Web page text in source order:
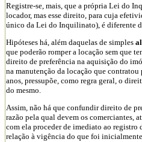
Registre-se, mais, que a própria Lei do
locador, mas esse direito, para cuja
único da Lei do Inquilinato), é diferente
Hipóteses há, além daquelas de simples
que poderão romper a locação sem que
direito de preferência na aquisição do
na manutenção da locação que
anos, pressupõe, como regra geral, o
do mesmo.
Assim, não há que confundir direito de
razão pela qual devem os comerciantes,
com ela proceder de imediato ao registro
relação à vigência do que foi